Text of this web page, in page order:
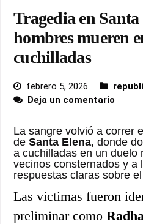
Tragedia en
hombres mueren
cuchilladas
febrero 5, 2026
Deja un comentario
La sangre volvió a correr
deSanta Elena, donde
a cuchilladas en un duelo
vecinos consternados y a
respuestas claras sobre
Las víctimas fueron
preliminar como